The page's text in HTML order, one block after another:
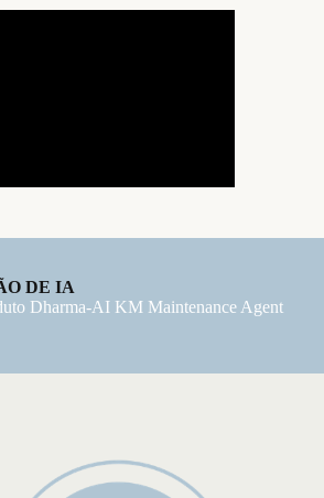
DE IA
Dharma-AI KM Maintenance Agent